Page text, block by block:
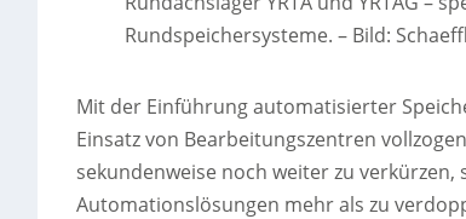
Rundspeichersysteme. – Bild:
Mit der Einführung automatisierter
Einsatz von Bearbeitungszentren
sekundenweise noch weiter zu
Automationslösungen mehr als zu